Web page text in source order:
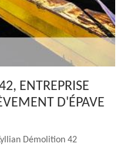
ENTREPRISE
D'ÉPAVE
Démolition 42